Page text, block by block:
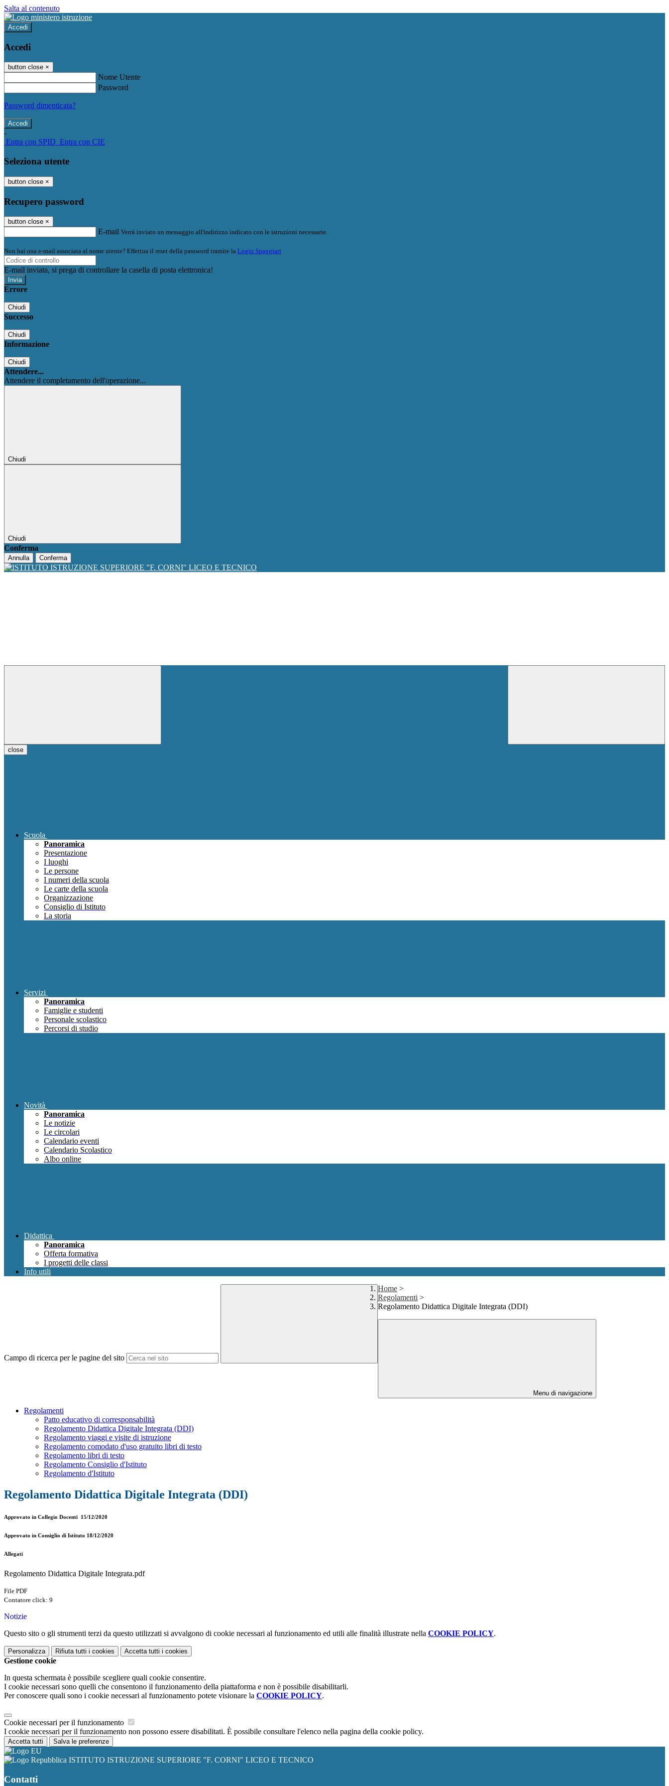
Salta al contenuto
Accedi
Accedi
button close ×
Nome Utente
Password
Password dimenticata?
-
Entra con SPID Entra con CIE
Seleziona utente
button close ×
Recupero password
button close ×
E-mail Verrà inviato un messaggio all'indirizzo indicato con le istruzioni necessarie.
Non hai una e-mail associata al nome utente? Effettua il reset della password tramite la Login Spaggiari
E-mail inviata, si prega di controllare la casella di posta elettronica!
Errore
Chiudi
Successo
Chiudi
Informazione
Chiudi
Attendere...
Attendere il completamento dell'operazione...
Chiudi
Chiudi
Conferma
Annulla Conferma
close
Scuola
Panoramica
Presentazione
I luoghi
Le persone
I numeri della scuola
Le carte della scuola
Organizzazione
Consiglio di Istituto
La storia
Servizi
Panoramica
Famiglie e studenti
Personale scolastico
Percorsi di studio
Novità
Panoramica
Le notizie
Le circolari
Calendario eventi
Calendario Scolastico
Albo online
Didattica
Panoramica
Offerta formativa
I progetti delle classi
Info utili
Campo di ricerca per le pagine del sito
Home >
Regolamenti >
Regolamento Didattica Digitale Integrata (DDI)
Menu di navigazione
Regolamenti
Patto educativo di corresponsabilità
Regolamento Didattica Digitale Integrata (DDI)
Regolamento viaggi e visite di istruzione
Regolamento comodato d'uso gratuito libri di testo
Regolamento libri di testo
Regolamento Consiglio d'Istituto
Regolamento d'Istituto
Regolamento Didattica Digitale Integrata (DDI)
Approvato in Collegio Docenti 15/12/2020
Approvato in Consiglio di Istituto 18/12/2020
Allegati
Regolamento Didattica Digitale Integrata.pdf
File PDF
Contatore click: 9
Notizie
Questo sito o gli strumenti terzi da questo utilizzati si avvalgono di cookie necessari al funzionamento ed utili alle finalità illustrate nella COOKIE POLICY.
Personalizza Rifiuta tutti i cookies Accetta tutti i cookies
Gestione cookie
In questa schermata è possibile scegliere quali cookie consentire.
I cookie necessari sono quelli che consentono il funzionamento della piattaforma e non è possibile disabilitarli.
Per conoscere quali sono i cookie necessari al funzionamento potete visionare la COOKIE POLICY.
Cookie necessari per il funzionamento
I cookie necessari per il funzionamento non possono essere disabilitati. È possibile consultare l'elenco nella pagina della cookie policy.
Accetta tutti Salva le preferenze
ISTITUTO ISTRUZIONE SUPERIORE "F. CORNI" LICEO E TECNICO
Contatti